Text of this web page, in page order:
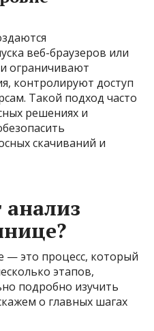
веб-браузеров или
ограничивают
контролируют доступ
Такой подход часто
решениях и
скачиваний и
анализ
— это процесс, который
этапов,
подробно изучить
о главных шагах